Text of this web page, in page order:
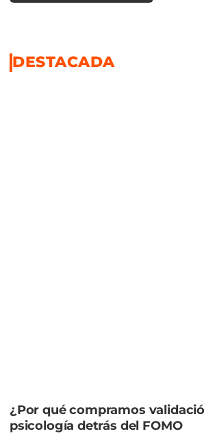
DESTACADA
¿Por qué compramos
psicología detrás del FOMO